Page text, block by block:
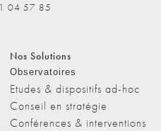
04 57 85
Nos Solutions
Observatoires
Etudes & dispositifs ad-hoc
Conseil en stratégie
Conférences & interventions